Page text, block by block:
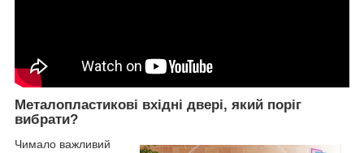
Металопластикові вхідні двері, який поріг
вибрати?
Чимало важливий